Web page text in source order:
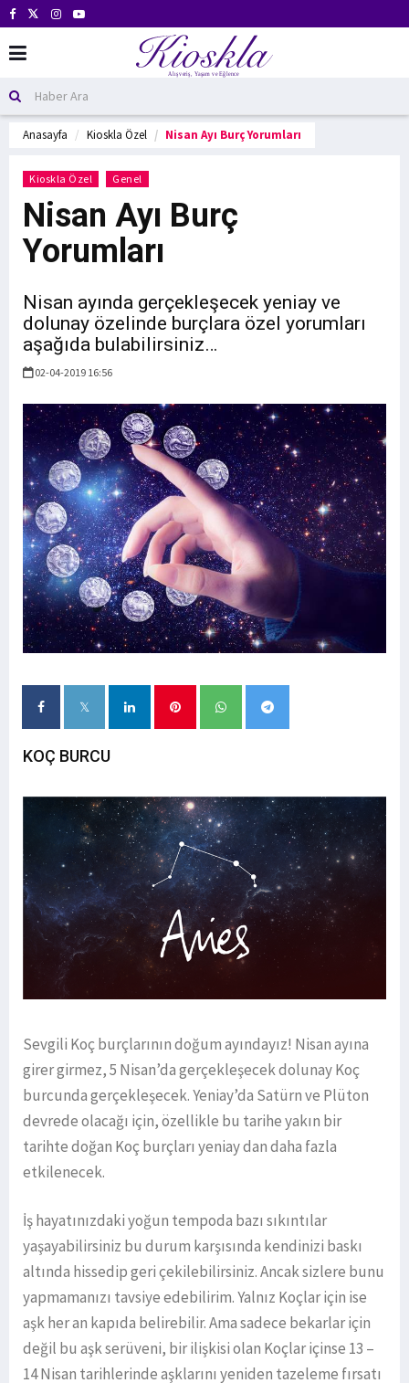
Anasayfa Kioskla Özel Nisan Ayı Burç Yorumları
Kioskla Özel Genel
Nisan Ayı Burç
Yorumları
Nisan ayında gerçekleşecek yeniay ve
dolunay özelinde burçlara özel yorumları
aşağıda bulabilirsiniz…
02-04-2019 16:56
KOÇ BURCU
Sevgili Koç burçlarının doğum ayındayız! Nisan ayına
girer girmez, 5 Nisan’da gerçekleşecek dolunay Koç
burcunda gerçekleşecek. Yeniay’da Satürn ve Plüton
devrede olacağı için, özellikle bu tarihe yakın bir
tarihte doğan Koç burçları yeniay dan daha fazla
etkilenecek.
İş hayatınızdaki yoğun tempoda bazı sıkıntılar
yaşayabilirsiniz bu durum karşısında kendinizi baskı
altında hissedip geri çekilebilirsiniz. Ancak sizlere bunu
yapmamanızı tavsiye edebilirim. Yalnız Koçlar için ise
aşk her an kapıda belirebilir. Ama sadece bekarlar için
değil bu aşk serüveni, bir ilişkisi olan Koçlar içinse 13 –
14 Nisan tarihlerinde aşklarını yeniden tazeleme fırsatı